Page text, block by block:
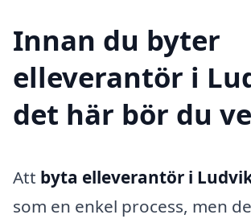
Innan du byter
elleverantör i
det här bör du
Att byta elleverantör i
som en enkel process, men